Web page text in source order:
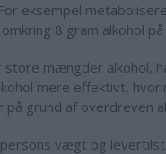
eksempel
8 gram alkohol
store mængder alkohol,
mere effektivt,
grund af overdreven
vægt og